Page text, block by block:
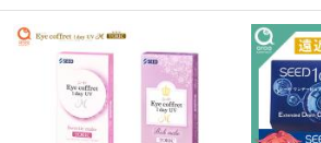
除外ワード
除外ワード